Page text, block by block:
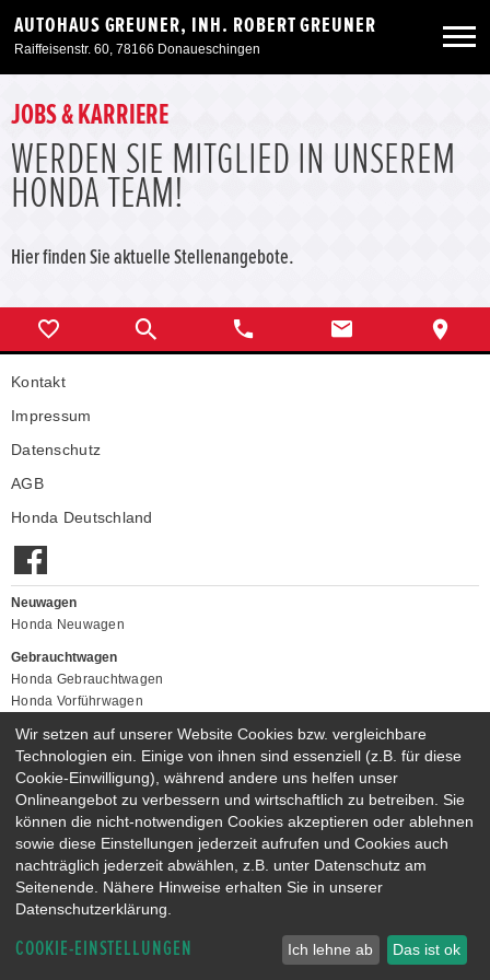
AUTOHAUS GREUNER, INH. ROBERT GREUNER
Raiffeisenstr. 60, 78166 Donaueschingen
Neuwagen
Gebrauchtwagen
Service & Zubehör
Unser Autohaus
JOBS & KARRIERE
WERDEN SIE MITGLIED IN UNSEREM
HONDA TEAM!
Hier finden Sie aktuelle Stellenangebote.
Kontakt
Impressum
Datenschutz
AGB
Honda Deutschland
Neuwagen
Honda Neuwagen
Gebrauchtwagen
Honda Gebrauchtwagen
Honda Vorführwagen
NEUWAGENMODELLE
HONDA JAZZ E:HEV
HONDA CIVIC E:HEV
HONDA PRELUDE E:HEV
HONDA HR-V E:HEV
HONDA ZR-V E:HEV
HONDA CR-V E:HEV & E:PHEV
Wir setzen auf unserer Website Cookies bzw. vergleichbare
Technologien ein. Einige von ihnen sind essenziell (z.B. für diese
Cookie-Einwilligung), während andere uns helfen unser
Onlineangebot zu verbessern und wirtschaftlich zu betreiben. Sie
können die nicht-notwendigen Cookies akzeptieren oder ablehnen
sowie diese Einstellungen jederzeit aufrufen und Cookies auch
nachträglich jederzeit abwählen, z.B. unter Datenschutz am
Seitenende. Nähere Hinweise erhalten Sie in unserer
Datenschutzerklärung.
COOKIE-EINSTELLUNGEN Ich lehne ab Das ist ok